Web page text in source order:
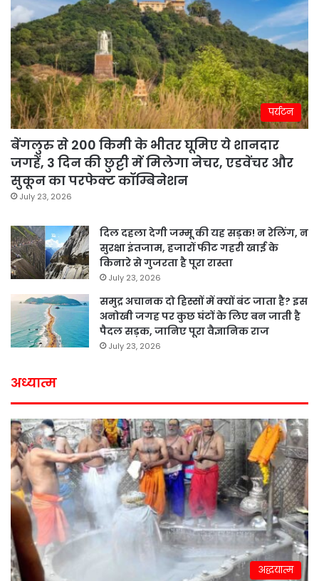
पर्यटन
बेंगलुरु से 200 किमी के भीतर घूमिए ये शानदार
जगहें, 3 दिन की छुट्टी में मिलेगा नेचर, एडवेंचर और
सुकून का परफेक्ट कॉम्बिनेशन
July 23, 2026
दिल दहला देगी जम्मू की यह सड़क! न रेलिंग, न
सुरक्षा इंतजाम, हजारों फीट गहरी खाई के
किनारे से गुजरता है पूरा रास्ता
July 23, 2026
समुद्र अचानक दो हिस्सों में क्यों बंट जाता है? इस
अनोखी जगह पर कुछ घंटों के लिए बन जाती है
पैदल सड़क, जानिए पूरा वैज्ञानिक राज
July 23, 2026
अध्यात्म
अद्धयात्म